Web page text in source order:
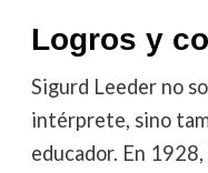
Logros y
Sigurd Leeder no
intérprete, sino
educador. En